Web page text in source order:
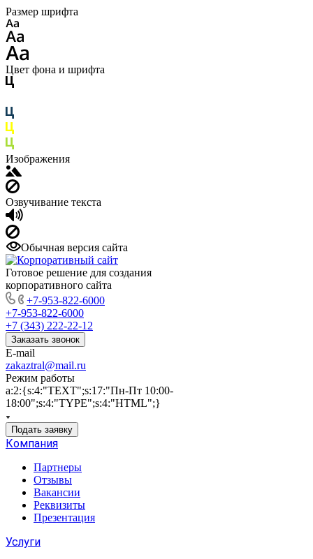
Размер шрифта
Цвет фона и шрифта
Изображения
Озвучивание текста
Обычная версия сайта
Готовое решение для создания
корпоративного сайта
+7-953-822-6000
+7-953-822-6000
+7 (343) 222-22-12
Заказать звонок
E-mail
zakaztral@mail.ru
Режим работы
a:2:{s:4:"TEXT";s:17:"Пн-Пт 10:00-
18:00";s:4:"TYPE";s:4:"HTML";}
Подать заявку
Компания
Партнеры
Отзывы
Вакансии
Реквизиты
Презентация
Услуги